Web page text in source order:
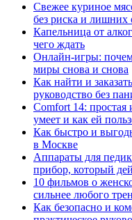
Свежее куриное
без риска и лишних
Капельница от
чего ждать
Онлайн-игры:
миры снова и снова
Как найти и
руководство без
Comfort 14:
умеет и как ей
Как быстро и
в Москве
Аппараты для
прибор, который
10 фильмов о
сильнее любого
Как безопасно и